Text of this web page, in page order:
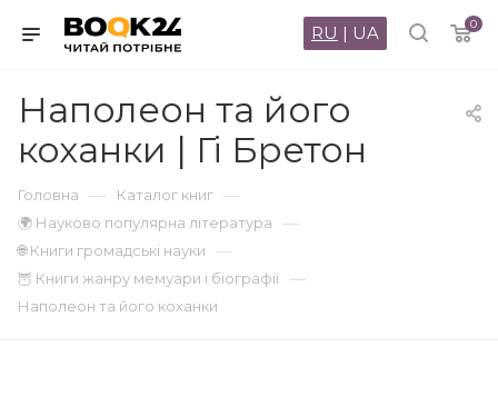
0
RU | UA
Наполеон та його
коханки | Гі Бретон
Головна — Каталог книг —
🌍 Науково популярна література —
🌐 Книги громадські науки —
🦉 Книги жанру мемуари і біографії —
Наполеон та його коханки